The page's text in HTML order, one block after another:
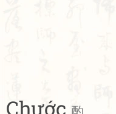
Chước